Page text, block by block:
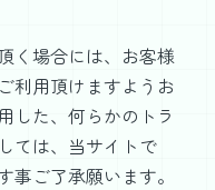
く場合には、お客様
利用頂けますようお
した、何らかのトラ
ては、当サイトで
事ご了承願います。